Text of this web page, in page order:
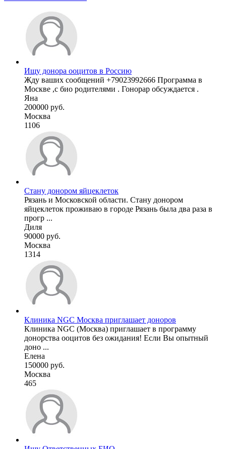
Ищу донора ооцитов в Россию
Жду ваших сообщений +79023992666 Программа в
Москве ,с био родителями . Гонорар обсуждается .
Яна
200000 руб.
Москва
1106
Стану донором яйцеклеток
Рязань и Московской области. Стану донором
яйцеклеток проживаю в городе Рязань была два раза в
прогр ...
Диля
90000 руб.
Москва
1314
Клиника NGC Москва приглашает доноров
Клиника NGC (Москва) приглашает в программу
донорства ооцитов без ожидания! Если Вы опытный
доно ...
Елена
150000 руб.
Москва
465